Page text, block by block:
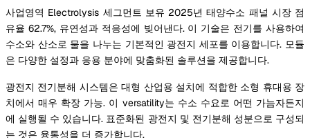
사업영역 Electrolysis 세그먼트 보유 2025년 태양수소 패널 시장 점
유율 62.7%, 유연성과 적응성에 빚어낸다. 이 기술은 전기를 사용하여
수소와 산소로 물을 나누는 기본적인 광전지 세포를 이용합니다. 모듈
은 다양한 설정과 응용 분야에 맞춤화된 솔루션을 제공합니다.
광전지 전기분해 시스템은 대형 산업용 설치에 적합한 소형 휴대용 장
치에서 매우 확장 가능. 이 versatility는 수소 수요로 어떤 가늠자든지
에 실행될 수 있습니다. 표준화된 광전지 및 전기분해 성분으로 구성되
는 것은 융통성을 더 증가합니다.